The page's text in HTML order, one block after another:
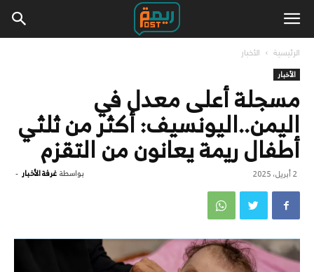
الرئيسية الأخبار
الأخبار
مسجلة أعلى معدل في
اليمن..اليونسيف: أكثر من ثلثي
أطفال ريمة يعانون من التقزم
بواسطة غرفة الأخبار - 2 أبريل، 2025